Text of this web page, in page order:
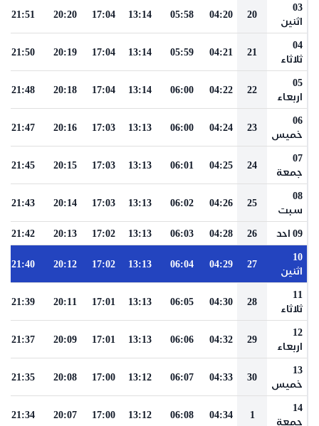
03
اثنين
20
04:20
05:58
13:14
17:04
20:20
21:51
04
ثلاثاء
21
04:21
05:59
13:14
17:04
20:19
21:50
05
اربعاء
22
04:22
06:00
13:14
17:04
20:18
21:48
06
خميس
23
04:24
06:00
13:13
17:03
20:16
21:47
07
جمعة
24
04:25
06:01
13:13
17:03
20:15
21:45
08
سبت
25
04:26
06:02
13:13
17:03
20:14
21:43
09 احد 26
04:28
06:03
13:13
17:02
20:13
21:42
10
اثنين
27
04:29
06:04
13:13
17:02
20:12
21:40
11
ثلاثاء
28
04:30
06:05
13:13
17:01
20:11
21:39
12
اربعاء
29
04:32
06:06
13:13
17:01
20:09
21:37
13
خميس
30
04:33
06:07
13:12
17:00
20:08
21:35
14
جمعة
1
04:34
06:08
13:12
17:00
20:07
21:34